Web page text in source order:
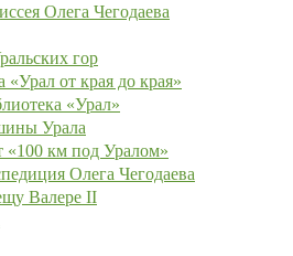
Олега Чегодаева
гор
«Урал от края до края»
«Урал»
Урала
«100 км под Уралом»
Олега Чегодаева
Валере II